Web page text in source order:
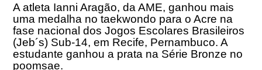
A atleta Ianni Aragão, da AME, ganhou mais
uma medalha no taekwondo para o Acre na
fase nacional dos Jogos Escolares Brasileiros
(Jeb´s) Sub-14, em Recife, Pernambuco. A
estudante ganhou a prata na Série Bronze no
poomsae.